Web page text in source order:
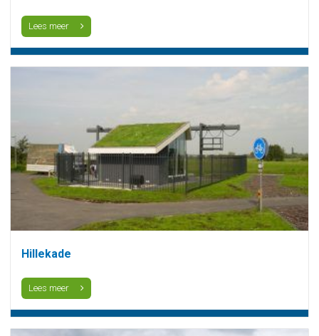
Lees meer
Hillekade
Lees meer